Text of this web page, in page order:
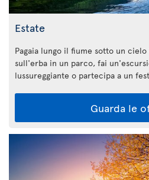
Estate
Pagaia lungo il fiume sotto un
sull'erba in un parco, fai
lussureggiante o partecipa a un
Guarda le